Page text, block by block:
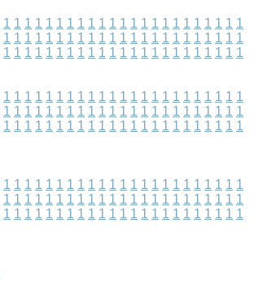
1 1 1 1 1 1 1 1 1 1 1 1 1 1 1 1 1 1 1 1 1 1 1
1 1 1 1 1 1 1 1 1 1 1 1 1 1 1 1 1 1 1 1 1 1 1
1 1 1 1 1 1 1 1 1 1 1 1 1 1 1 1 1 1 1 1 1 1 1
1 1 1 1 1 1 1 1 1 1 1 1 1 1 1 1 1 1 1 1 1 1 1
1 1 1 1 1 1 1 1 1 1 1 1 1 1 1 1 1 1 1 1 1 1 1
1 1 1 1 1 1 1 1 1 1 1 1 1 1 1 1 1 1 1 1 1 1 1
1 1 1 1 1 1 1 1 1 1 1 1 1 1 1 1 1 1 1 1 1 1 1
1 1 1 1 1 1 1 1 1 1 1 1 1 1 1 1 1 1 1 1 1 1 1
1 1 1 1 1 1 1 1 1 1 1 1 1 1 1 1 1 1 1 1 1 1 1